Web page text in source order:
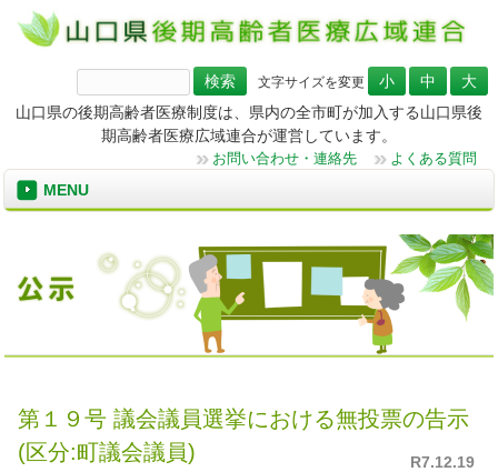
文字サイズを変更
検
索:
山口県の後期高齢者医療制度は、県内の全市町が加入する山口県後
期高齢者医療広域連合が運営しています。
お問い合わせ・連絡先 よくある質問
MENU
第１９号 議会議員選挙における無投票の告示
(区分:町議会議員)
R7.12.19